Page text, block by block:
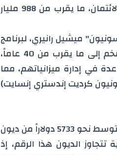
يمتلك الأميركيون اليوم مبلغاً قياسياً من ديون بطاقات الائتمان، ما يقرب من 988 مليار
ميشيل رانيري، لبرنامج
"ميك إت" التي تبثه شبكة "سي أن بي"، "مع ارتفاع التضخم إلى ما يقرب من 40 عاماً،
في إدارة ميزانياتهم، مما
كرديت إندستري إنسايت)
ووفقاً لأحدث تقرير لـ"ترانسونيون" يحمل الأميركيون في المتوسط نحو 5733 دولاراً من ديون
الديون هذا الرقم، إذ